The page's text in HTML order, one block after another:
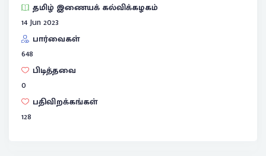
தமிழ் இணையக் கல்விக்கழகம்
14 Jun 2023
பார்வைகள்
648
பிடித்தவை
0
பதிவிறக்கங்கள்
128